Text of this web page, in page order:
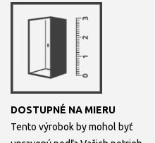
DOSTUPNÉ NA MIERU
Tento výrobok by mohol byť